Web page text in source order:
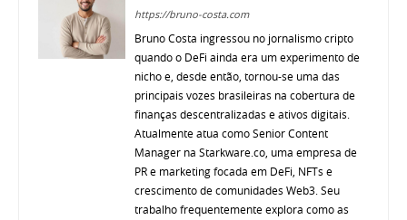
https://bruno-costa.com
Bruno Costa ingressou no jornalismo cripto
quando o DeFi ainda era um experimento de
nicho e, desde então, tornou-se uma das
principais vozes brasileiras na cobertura de
finanças descentralizadas e ativos digitais.
Atualmente atua como Senior Content
Manager na Starkware.co, uma empresa de
PR e marketing focada em DeFi, NFTs e
crescimento de comunidades Web3. Seu
trabalho frequentemente explora como as